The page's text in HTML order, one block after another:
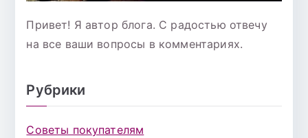
Привет! Я автор блога. С радостью отвечу
на все ваши вопросы в комментариях.
Рубрики
Советы покупателям